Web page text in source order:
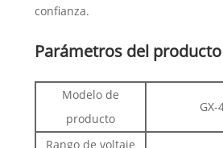
confianza.
Parámetros del producto
Modelo de
producto
GX-
Rango de voltaje